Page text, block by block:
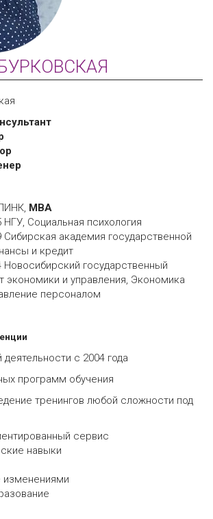
МВА
НГУ, Социальная психология
Сибирская академия государственной
и кредит
Новосибирский государственный
экономики и управления, Экономика
персоналом
с 2004 года
программ обучения
тренингов любой сложности под
сервис
навыки
изменениями